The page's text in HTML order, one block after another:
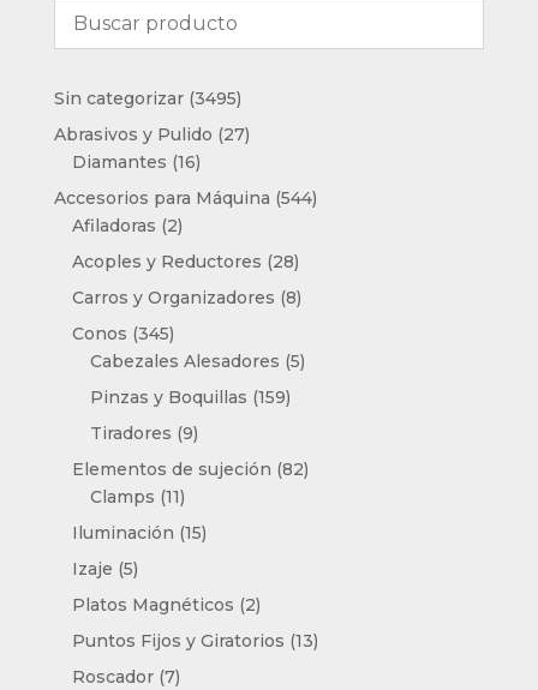
Sin categorizar 34953495
productos
Abrasivos y Pulido 2727
Diamantes 1616
productos
Accesorios para Máquina 544544
Afiladoras 22
productos
Acoples y Reductores 2828
productos
Carros y Organizadores 88
Conos 345345
productos
Cabezales Alesadores 55
Pinzas y Boquillas 159159
Tiradores 99
productos
Elementos de sujeción 8282
Clamps 1111
productos
Iluminación 1515
Izaje 55
productos
Platos Magnéticos 22
productos
Puntos Fijos y Giratorios 1313
Roscador 77